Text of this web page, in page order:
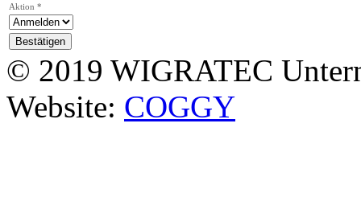
Aktion *
© 2019 WIGRATEC
Website: COGGY